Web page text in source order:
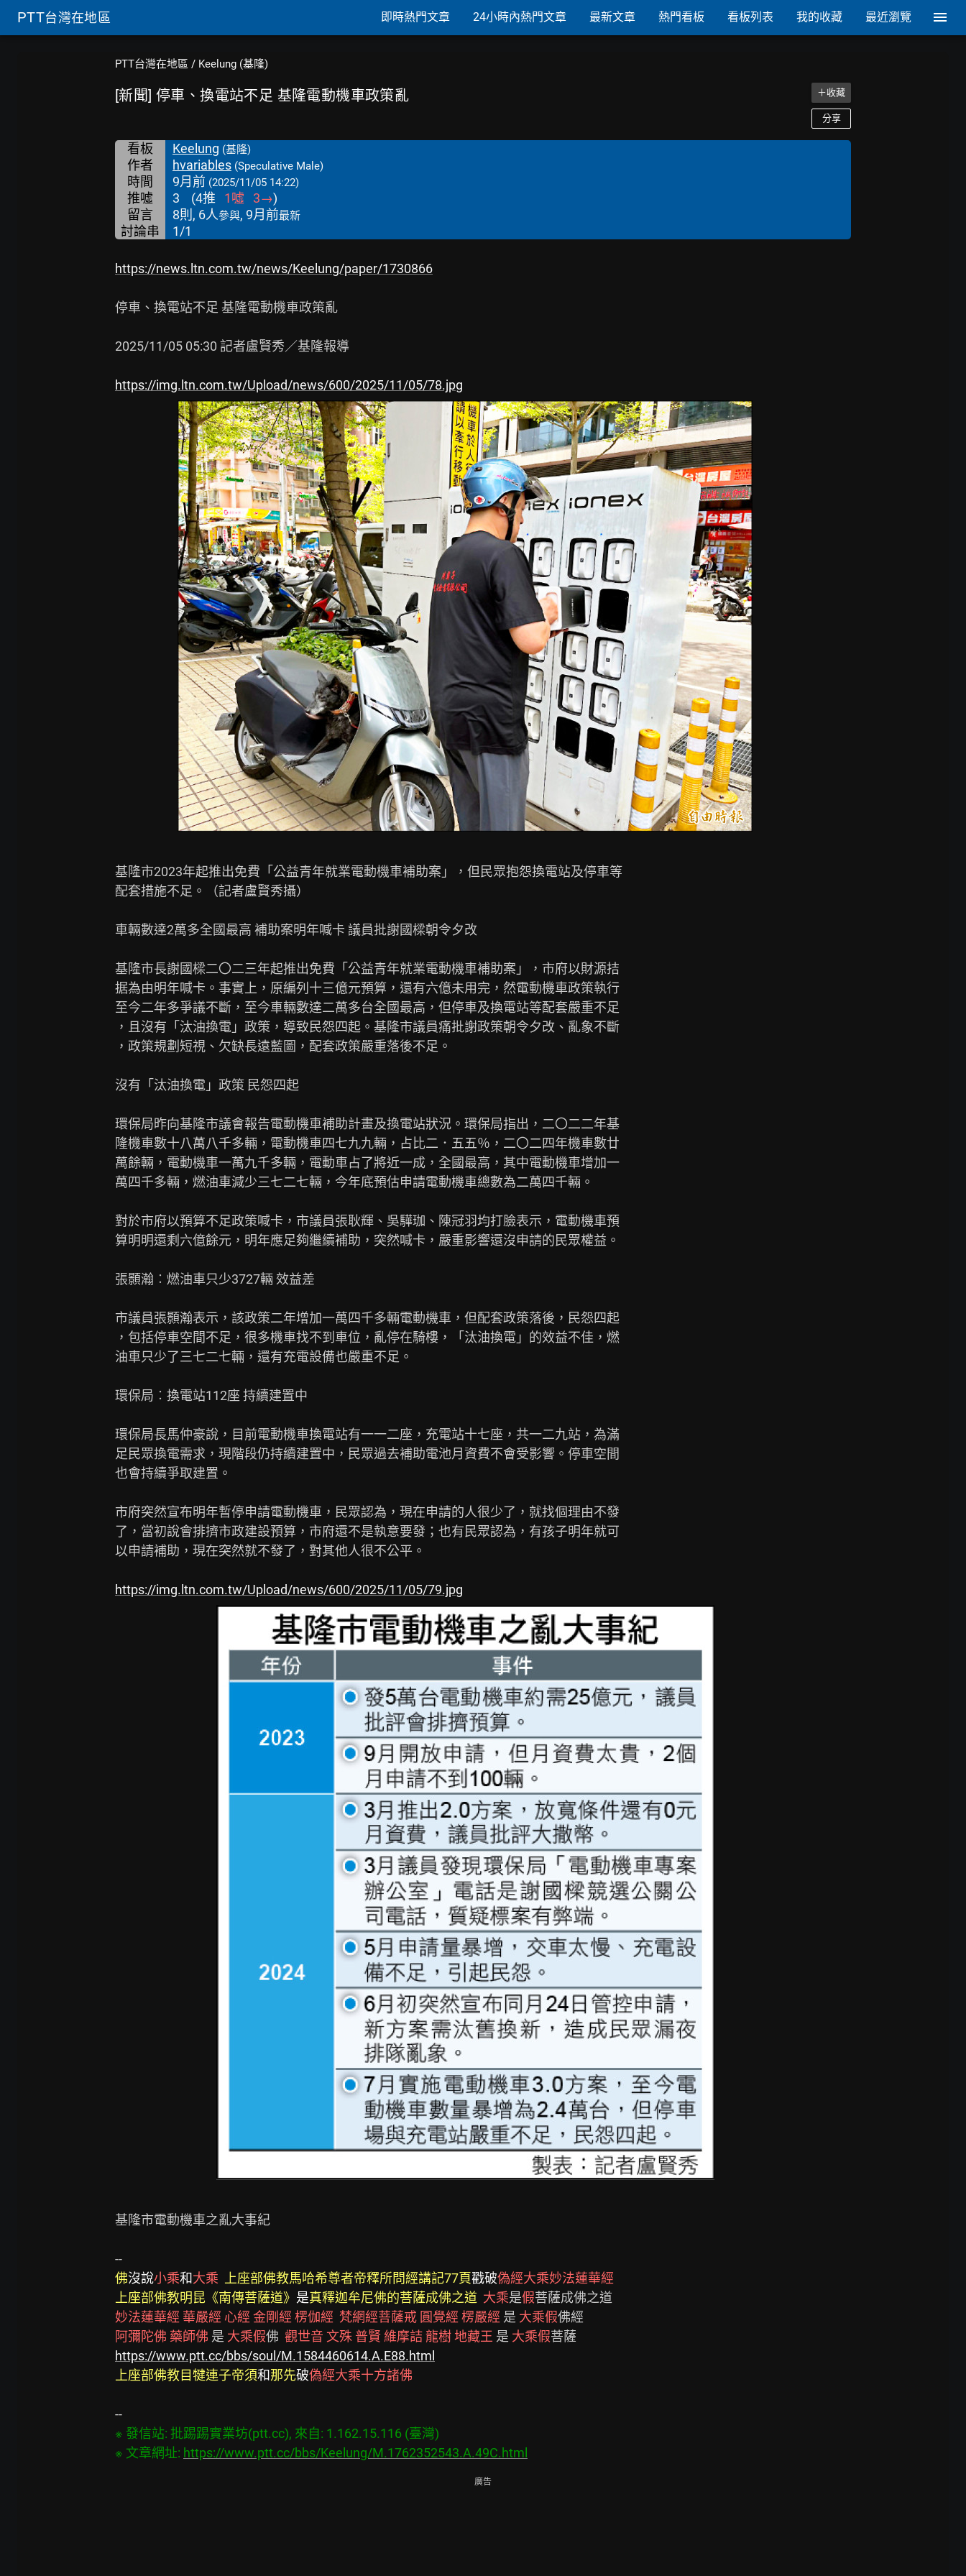
PTT台灣在地區 即時熱門文章 24小時內熱門文章 最新文章 熱門看板 看板列表 我的收藏 最近瀏覽
PTT台灣在地區 / Keelung (基隆)
[新聞] 停車、換電站不足 基隆電動機車政策亂 ＋收藏
分享
看板 Keelung (基隆)
作者 hvariables (Speculative Male)
時間 9月前 (2025/11/05 14:22)
推噓 3 (4推 1噓 3→)
留言
8則, 6人參與, 9月前最新
討論串 1/1
https://news.ltn.com.tw/news/Keelung/paper/1730866
停車、換電站不足 基隆電動機車政策亂
2025/11/05 05:30 記者盧賢秀／基隆報導
https://img.ltn.com.tw/Upload/news/600/2025/11/05/78.jpg
基隆市2023年起推出免費「公益青年就業電動機車補助案」，但民眾抱怨換電站及停車等
配套措施不足。（記者盧賢秀攝）
車輛數達2萬多全國最高 補助案明年喊卡 議員批謝國樑朝令夕改
基隆市長謝國樑二〇二三年起推出免費「公益青年就業電動機車補助案」，市府以財源拮
据為由明年喊卡。事實上，原編列十三億元預算，還有六億未用完，然電動機車政策執行
至今二年多爭議不斷，至今車輛數達二萬多台全國最高，但停車及換電站等配套嚴重不足
，且沒有「汰油換電」政策，導致民怨四起。基隆市議員痛批謝政策朝令夕改、亂象不斷
，政策規劃短視、欠缺長遠藍圖，配套政策嚴重落後不足。
沒有「汰油換電」政策 民怨四起
環保局昨向基隆市議會報告電動機車補助計畫及換電站狀況。環保局指出，二〇二二年基
隆機車數十八萬八千多輛，電動機車四七九九輛，占比二．五五％，二〇二四年機車數廿
萬餘輛，電動機車一萬九千多輛，電動車占了將近一成，全國最高，其中電動機車增加一
萬四千多輛，燃油車減少三七二七輛，今年底預估申請電動機車總數為二萬四千輛。
對於市府以預算不足政策喊卡，市議員張耿輝、吳驊珈、陳冠羽均打臉表示，電動機車預
算明明還剩六億餘元，明年應足夠繼續補助，突然喊卡，嚴重影響還沒申請的民眾權益。
張顥瀚︰燃油車只少3727輛 效益差
市議員張顥瀚表示，該政策二年增加一萬四千多輛電動機車，但配套政策落後，民怨四起
，包括停車空間不足，很多機車找不到車位，亂停在騎樓，「汰油換電」的效益不佳，燃
油車只少了三七二七輛，還有充電設備也嚴重不足。
環保局︰換電站112座 持續建置中
環保局長馬仲豪說，目前電動機車換電站有一一二座，充電站十七座，共一二九站，為滿
足民眾換電需求，現階段仍持續建置中，民眾過去補助電池月資費不會受影響。停車空間
也會持續爭取建置。
市府突然宣布明年暫停申請電動機車，民眾認為，現在申請的人很少了，就找個理由不發
了，當初說會排擠市政建設預算，市府還不是執意要發；也有民眾認為，有孩子明年就可
以申請補助，現在突然就不發了，對其他人很不公平。
https://img.ltn.com.tw/Upload/news/600/2025/11/05/79.jpg
基隆市電動機車之亂大事紀
佛沒說小乘和大乘 上座部佛教馬哈希尊者帝釋所問經講記77頁戳破偽經大乘妙法蓮華經
上座部佛教明昆《南傳菩薩道》 是真釋迦牟尼佛的菩薩成佛之道 大乘是假
妙法蓮華經 華嚴經 心經 金剛經 楞伽經 梵網經菩薩戒 圓覺經 楞嚴經 是 大乘假
阿彌陀佛 藥師佛 是 大乘假佛 觀世音 文殊 普賢維摩詰龍樹地藏王 是 大乘假
https://www.ptt.cc/bbs/soul/M.1584460614.A.E88.html
上座部佛教目犍連子帝須和那先破偽經大乘十方諸佛
※ 發信站: 批踢踢實業坊(ptt.cc), 來自: 1.162.15.116 (臺灣)
※ 文章網址: https://www.ptt.cc/bbs/Keelung/M.1762352543.A.49C.html
廣告